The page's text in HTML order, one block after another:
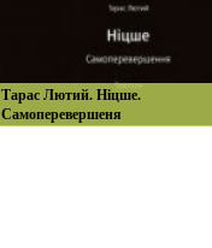
Тарас Лютий. Ніцше.
Самоперевершеня